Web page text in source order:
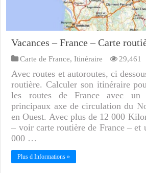
Vacances – France – Carte
Carte de France, Itinéraire 29,461
Avec routes et autoroutes, ci
routière. Calculer son itinéraire
les routes de France avec un
principaux axe de circulation du
en Ouest. Avec plus de 12 000
– voir carte routière de France – et
000 …
Plus d Informations »